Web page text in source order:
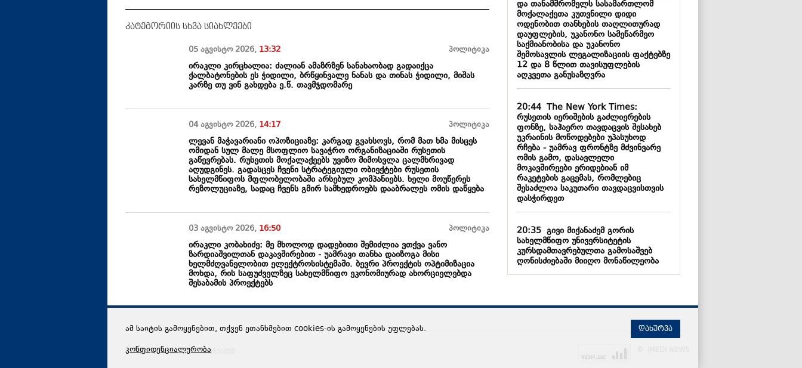
კატეგორიის სხვა სიახლეები
05 აგვისტო 2026, 13:32 პოლიტიკა
ირაკლი კირცხალია: ძალიან ამაზრზენ სანახაობად გადაიქცა
ქალბატონების ეს ჭიდილი, ბრწყინვალე ნანას და თინას ჭიდილი, მიშას
კარზე თუ ვინ გახდება ე.წ. თავმჯდომარე
04 აგვისტო 2026, 14:17 პოლიტიკა
ლევან მაჭავარიანი ოპოზიციაზე: კარგად გვახსოვს, რომ მათ ხმა მისცეს
ომიდან სულ მალე მსოფლიო სავაჭრო ორგანიზაციაში რუსეთის
გაწევრებას. რუსეთის მოქალაქეებს უვიზო მიმოსვლა ცალმხრივად
აღუდგინეს. გადასცეს ჩვენი სტრატეგიული ობიექტები რუსეთის
სახელმწიფოს მფლობელობაში არსებულ კომპანიებს. ხელი მოუწერეს
რეზოლუციაზე, სადაც ჩვენს გმირ სამხედროებს დააბრალეს ომის დაწყება
03 აგვისტო 2026, 16:50 პოლიტიკა
ირაკლი კობახიძე: მე მხოლოდ დადებითი შემიძლია ვთქვა ვანო
ზარდიაშვილთან დაკავშირებით - უამრავი თანხა დაიზოგა მისი
ხელმძღვანელობით ელექტროსისტემაში. ბევრი პროექტის ოპტიმიზაცია
მოხდა, რის საფუძველზეც სახელმწიფო ეკონომიურად ახორციელებდა
შესაბამის პროექტებს
და თანამშრომელს სასამართლომ
მოქალაქეთა კუთვნილი დიდი
ოდენობით თანხების თაღლითურად
დაუფლების, უკანონო სამეწარმეო
საქმიანობისა და უკანონო
შემოსავლის ლეგალიზაციის ფაქტებზე
12 და 8 წლით თავისუფლების
აღკვეთა განუსაზღვრა
20:44The New York Times:
რუსეთის იერიშების გაძლიერების
ფონზე, საჰაერო თავდაცვის შესახებ
უკრაინის მოწოდებები უპასუხოდ
რჩება - უამრავ ფრონტზე მძვინვარე
ომის გამო, დასავლელი
მოკავშირეები ერიდებიან იმ
რაკეტების გაცემას, რომლებიც
შესაძლოა საკუთარი თავდაცვისთვის
დასჭირდეთ
20:35გივი მიქანაძემ გორის
სახელმწიფო უნივერსიტეტის
კურსდამთავრებულთა გამოსაშვებ
ღონისძიებაში მიიღო მონაწილეობა
რედაქცია კონტაქტი
ამ საიტის გამოყენებით, თქვენ ეთანხმებით cookies-ის გამოყენების უფლებას. დახურვა
კონფიდენციალურობა